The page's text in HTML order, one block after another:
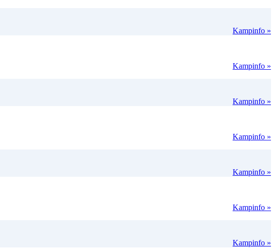
Kampinfo »
Kampinfo »
Kampinfo »
Kampinfo »
Kampinfo »
Kampinfo »
Kampinfo »